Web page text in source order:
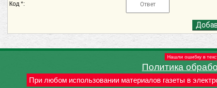
Код *:
Нашли ошибку в
Политика
При любом использовании материалов газеты в